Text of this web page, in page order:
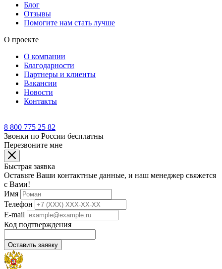
Блог
Отзывы
Помогите нам стать лучше
О проекте
О компании
Благодарности
Партнеры и клиенты
Вакансии
Новости
Контакты
8 800 775 25 82
Звонки по России бесплатны
Перезвоните мне
Быстрая заявка
Оставьте Ваши контактные данные, и наш менеджер свяжется
с Вами!
Имя
Телефон
E-mail
Код подтверждения
Оставить заявку